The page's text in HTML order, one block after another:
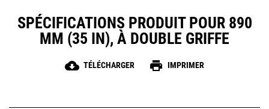
SPÉCIFICATIONS PRODUIT POUR 890
MM (35 IN), À DOUBLE GRIFFE
cloud_download TÉLÉCHARGER print IMPRIMER